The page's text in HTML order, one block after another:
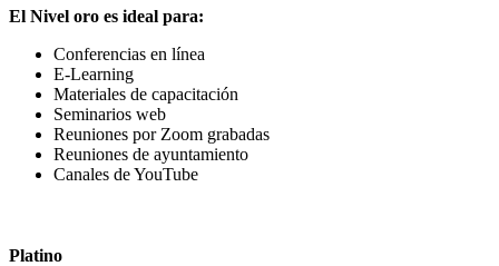
El Nivel oro es ideal para:
Conferencias en línea
E-Learning
Materiales de capacitación
Seminarios web
Reuniones por Zoom grabadas
Reuniones de ayuntamiento
Canales de YouTube
Platino